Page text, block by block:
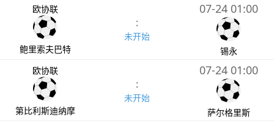
欧协联
鲍里索夫巴特
:
未开始
07-24 01:00
锡永
欧协联
第比利斯迪纳摩
:
未开始
07-24 01:00
萨尔格里斯